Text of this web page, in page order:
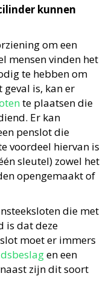
kunnen
om een
mensen vinden het
te hebben om
is, kan er
te plaatsen die
Er kan
penslot die
voordeel hiervan is
sleutel) zowel het
opengemaakt of
die met
is dat deze
moet er immers
en een
zijn dit soort